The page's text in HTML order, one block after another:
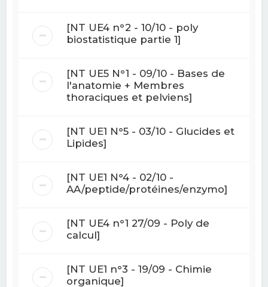
[NT UE4 n°2 - 10/10 - poly
biostatistique partie 1]
[NT UE5 N°1 - 09/10 - Bases de
l'anatomie + Membres
thoraciques et pelviens]
[NT UE1 N°5 - 03/10 - Glucides et
Lipides]
[NT UE1 N°4 - 02/10 -
AA/peptide/protéines/enzymo]
[NT UE4 n°1 27/09 - Poly de
calcul]
[NT UE1 n°3 - 19/09 - Chimie
organique]